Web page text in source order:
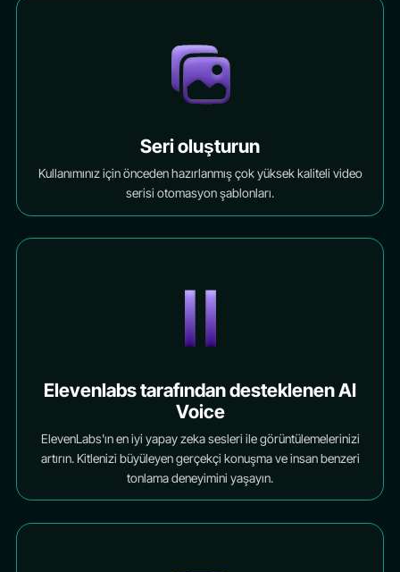
Seri oluşturun
Kullanımınız için önceden hazırlanmış çok yüksek kaliteli video
serisi otomasyon şablonları.
Elevenlabs tarafından desteklenen AI
Voice
ElevenLabs'ın en iyi yapay zeka sesleri ile görüntülemelerinizi
artırın. Kitlenizi büyüleyen gerçekçi konuşma ve insan benzeri
tonlama deneyimini yaşayın.